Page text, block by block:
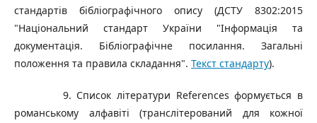
стандартів бібліографічного опису (ДСТУ 8302:2015
"Національний стандарт України "Інформація та
документація. Бібліографічне посилання. Загальні
положення та правила складання". Текст стандарту).
9. Список літератури References формується в
романському алфавіті (транслітерований для кожної